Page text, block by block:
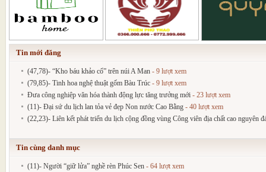
Tin mới đăng
(47,78)- “Kho báu khảo cổ” trên núi A Man - 9 lượt xem
(79,85)- Tinh hoa nghệ thuật gốm Bàu Trúc - 9 lượt xem
Đưa công nghiệp văn hóa thành động lực tăng trưởng mới - 23 lượt xem
(11)- Đại sứ du lịch lan tỏa vẻ đẹp Non nước Cao Bằng - 40 lượt xem
(22,23)- Liên kết phát triển du lịch cộng đồng vùng Công viên địa chất cao nguyên
Tin cùng danh mục
(11)- Người “giữ lửa” nghề rèn Phúc Sen - 64 lượt xem